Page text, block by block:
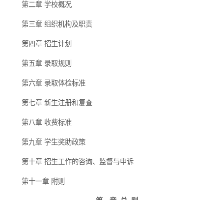
第二章 学校概况
第三章 组织机构及职责
第四章 招生计划
第五章 录取规则
第六章 录取体检标准
第七章 新生注册和复查
第八章 收费标准
第九章 学生奖助政策
第十章 招生工作的咨询、监督与申诉
第十一章 附则